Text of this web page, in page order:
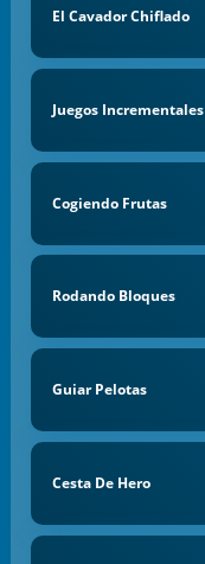
El Cavador Chiflado
Juegos Incrementales
Cogiendo Frutas
Rodando Bloques
Guiar Pelotas
Cesta De Hero